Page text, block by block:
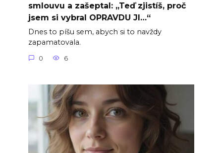
smlouvu a zašeptal: „Teď zjistíš, proč
jsem si vybral OPRAVDU JI…“
Dnes to píšu sem, abych si to navždy
zapamatovala.
0 6